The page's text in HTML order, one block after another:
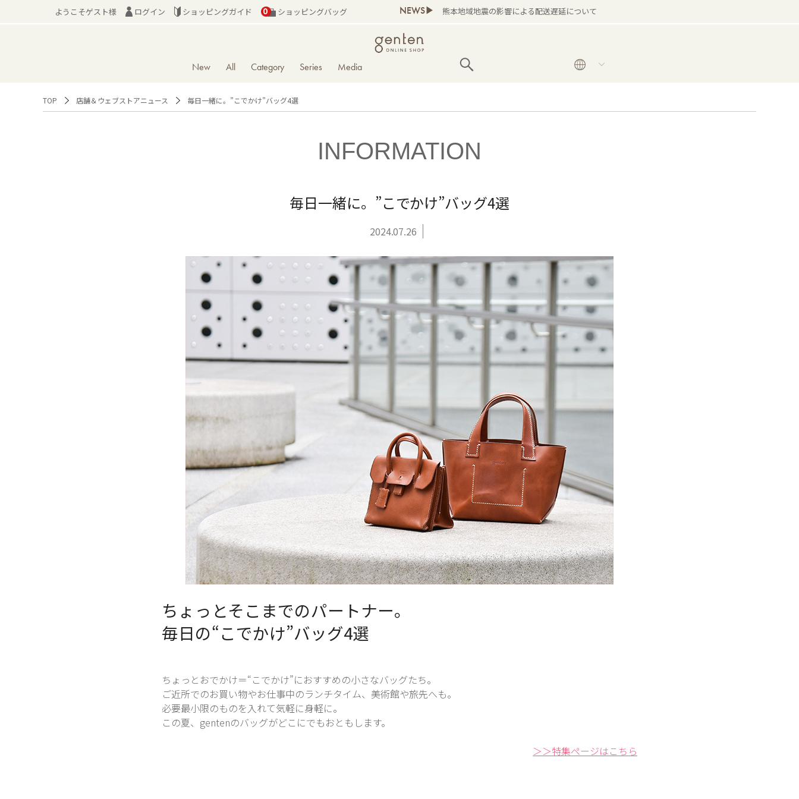
ようこそゲスト様 ログイン ショッピングガイド ショッピングバッグ
0 NEWS▶ 熊本地域地震の影響による配送遅延について
New All Category Series Media
TOP 店舗＆ウェブストアニュース 毎日一緒に。”こでかけ”バッグ4選
INFORMATION
毎日一緒に。”こでかけ”バッグ4選
2024.07.26
ちょっとそこまでのパートナー。
毎日の“こでかけ”バッグ4選
ちょっとおでかけ＝“こでかけ”におすすめの小さなバッグたち。
ご近所でのお買い物やお仕事中のランチタイム、美術館や旅先へも。
必要最小限のものを入れて気軽に身軽に。
この夏、gentenのバッグがどこにでもおともします。
＞＞特集ページはこちら